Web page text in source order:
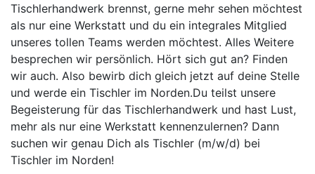
Tischlerhandwerk brennst, gerne mehr sehen möchtest
als nur eine Werkstatt und du ein integrales Mitglied
unseres tollen Teams werden möchtest. Alles Weitere
besprechen wir persönlich. Hört sich gut an? Finden
wir auch. Also bewirb dich gleich jetzt auf deine Stelle
und werde ein Tischler im Norden.Du teilst unsere
Begeisterung für das Tischlerhandwerk und hast Lust,
mehr als nur eine Werkstatt kennenzulernen? Dann
suchen wir genau Dich als Tischler (m/w/d) bei
Tischler im Norden!